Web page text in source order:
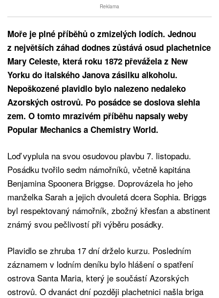
Reklama
Moře je plné příběhů o zmizelých lodích. Jednou
z největších záhad dodnes zůstává osud plachetnice
Mary Celeste, která roku 1872 převážela z New
Yorku do italského Janova zásilku alkoholu.
Nepoškozené plavidlo bylo nalezeno nedaleko
Azorských ostrovů. Po posádce se doslova slehla
zem. O tomto mrazivém příběhu napsaly weby
Popular Mechanics a Chemistry World.
Loď vyplula na svou osudovou plavbu 7. listopadu.
Posádku tvořilo sedm námořníků, včetně kapitána
Benjamina Spoonera Briggse. Doprovázela ho jeho
manželka Sarah a jejich dvouletá dcera Sophia. Briggs
byl respektovaný námořník, zbožný křesťan a abstinent
známý svou pečlivostí při výběru posádky.
Plavidlo se zhruba 17 dní drželo kurzu. Posledním
záznamem v lodním deníku bylo hlášení o spatření
ostrova Santa Maria, který je součástí Azorských
ostrovů. O dvanáct dní později plachetnici našla briga